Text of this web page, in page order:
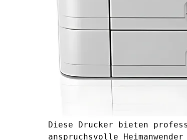
Diese Drucker bieten
anspruchsvolle